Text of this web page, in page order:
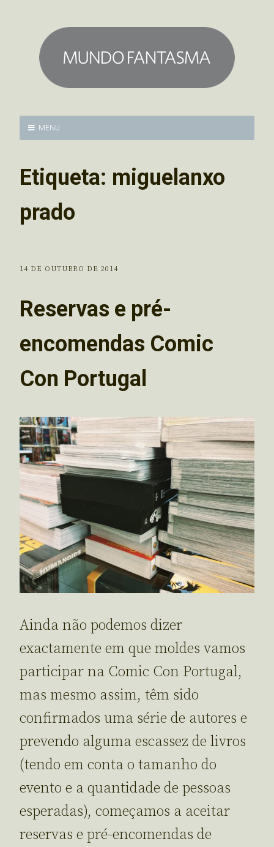
MENU
Etiqueta: miguelanxo
prado
14 DE OUTUBRO DE 2014
Reservas e pré-
encomendas Comic
Con Portugal
Ainda não podemos dizer
exactamente em que moldes vamos
participar na Comic Con Portugal,
mas mesmo assim, têm sido
confirmados uma série de autores e
prevendo alguma escassez de livros
(tendo em conta o tamanho do
evento e a quantidade de pessoas
esperadas), começamos a aceitar
reservas e pré-encomendas de